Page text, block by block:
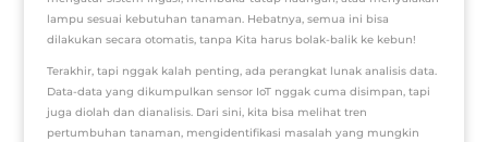
lampu sesuai kebutuhan tanaman. Hebatnya, semua ini bisa
dilakukan secara otomatis, tanpa Kita harus bolak-balik ke kebun!
Terakhir, tapi nggak kalah penting, ada perangkat lunak analisis data.
Data-data yang dikumpulkan sensor IoT nggak cuma disimpan, tapi
juga diolah dan dianalisis. Dari sini, kita bisa melihat tren
pertumbuhan tanaman, mengidentifikasi masalah yang mungkin